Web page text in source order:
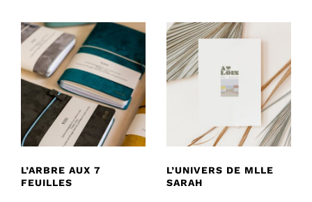
L’ARBRE AUX 7
FEUILLES
L’UNIVERS DE MLLE
SARAH